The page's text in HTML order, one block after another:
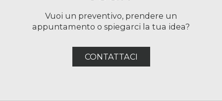
Vuoi un preventivo, prendere un
appuntamento o spiegarci la tua idea?
CONTATTACI